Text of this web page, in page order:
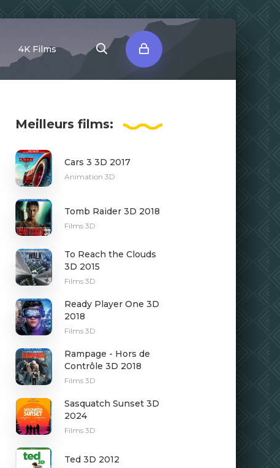
4K Films
Meilleurs films:
Cars 3 3D 2017
Animation 3D
Tomb Raider 3D 2018
Films 3D
To Reach the Clouds
3D 2015
Films 3D
Ready Player One 3D
2018
Films 3D
Rampage - Hors de
Contrôle 3D 2018
Films 3D
Sasquatch Sunset 3D
2024
Films 3D
Ted 3D 2012